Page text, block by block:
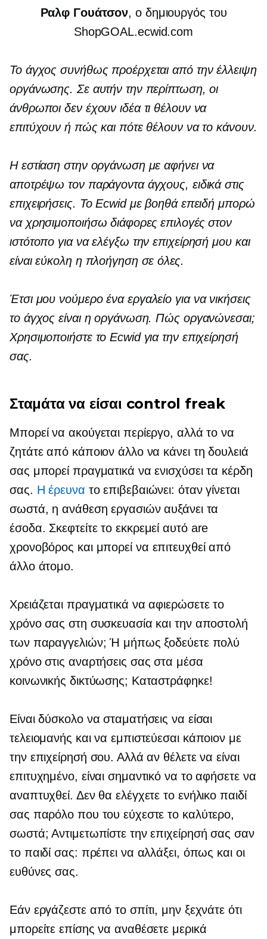
Ραλφ Γουάτσον, ο δημιουργός του
ShopGOAL.ecwid.com
Το άγχος συνήθως προέρχεται από την έλλειψη
οργάνωσης. Σε αυτήν την περίπτωση, οι
άνθρωποι δεν έχουν ιδέα τι θέλουν να
επιτύχουν ή πώς και πότε θέλουν να το κάνουν.
Η εστίαση στην οργάνωση με αφήνει να
αποτρέψω τον παράγοντα άγχους, ειδικά στις
επιχειρήσεις. Το Ecwid με βοηθά επειδή μπορώ
να χρησιμοποιήσω διάφορες επιλογές στον
ιστότοπο για να ελέγξω την επιχείρησή μου και
είναι εύκολη η πλοήγηση σε όλες.
Έτσι μου νούμερο έναεργαλείο για να νικήσεις
το άγχος είναι η οργάνωση. Πώς οργανώνεσαι;
Χρησιμοποιήστε το Ecwid για την επιχείρησή
σας.
Σταμάτα να είσαι control freak
Μπορεί να ακούγεται περίεργο, αλλά το να
ζητάτε από κάποιον άλλο να κάνει τη δουλειά
σας μπορεί πραγματικά να ενισχύσει τα κέρδη
σας. Η έρευνα το επιβεβαιώνει: όταν γίνεται
σωστά, η ανάθεση εργασιών αυξάνει τα
έσοδα. Σκεφτείτε το εκκρεμεί αυτόare
χρονοβόρος και μπορεί να επιτευχθεί από
άλλο άτομο.
Χρειάζεται πραγματικά να αφιερώσετε το
χρόνο σας στη συσκευασία και την αποστολή
των παραγγελιών; Ή μήπως ξοδεύετε πολύ
χρόνο στις αναρτήσεις σας στα μέσα
κοινωνικής δικτύωσης; Καταστράφηκε!
Είναι δύσκολο να σταματήσεις να είσαι
τελειομανής και να εμπιστεύεσαι κάποιον με
την επιχείρησή σου. Αλλά αν θέλετε να είναι
επιτυχημένο, είναι σημαντικό να το αφήσετε να
αναπτυχθεί. Δεν θα ελέγχετε το ενήλικο παιδί
σας παρόλο που του εύχεστε το καλύτερο,
σωστά; Αντιμετωπίστε την επιχείρησή σας σαν
το παιδί σας: πρέπει να αλλάξει, όπως και οι
ευθύνες σας.
Εάν εργάζεστε από το σπίτι, μην ξεχνάτε ότι
μπορείτε επίσης να αναθέσετε μερικά